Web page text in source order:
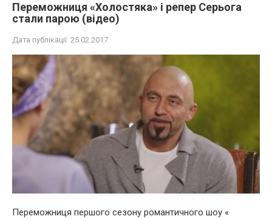
Переможниця «Холостяка» і репер Серьога
стали парою (відео)
Дата публікації: 25.02.2017
Переможниця першого сезону романтичного шоу «